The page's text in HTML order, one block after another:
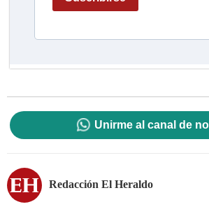
Unirme al canal de
Redacción El Heraldo